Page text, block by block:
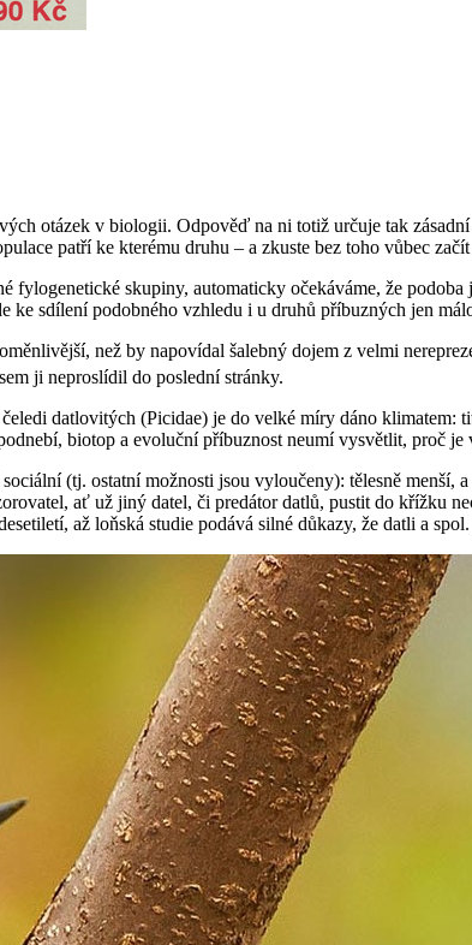
otázek v biologii. Odpověď na ni totiž určuje tak
patří ke kterému druhu – a zkuste bez toho vůbec
fylogenetické skupiny, automaticky očekáváme, že
ke sdílení podobného vzhledu i u druhů příbuzných jen
než by napovídal šalebný dojem z velmi
ji neproslídil do poslední stránky.
datlovitých (Picidae) je do velké míry dáno
biotop a evoluční příbuznost neumí vysvětlit, proč
(tj. ostatní možnosti jsou vyloučeny): tělesně
ať už jiný datel, či predátor datlů, pustit do křížku
až loňská studie podává silné důkazy, že datli a